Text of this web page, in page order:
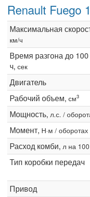
Renault Fuego
Максимальная
км/ч
Время разгона до
ч, сек
Двигатель
Рабочий объем, см3
Мощность, л.с. /
Момент, Н·м / оборотах
Расход комби, л на
Тип коробки передач
Привод